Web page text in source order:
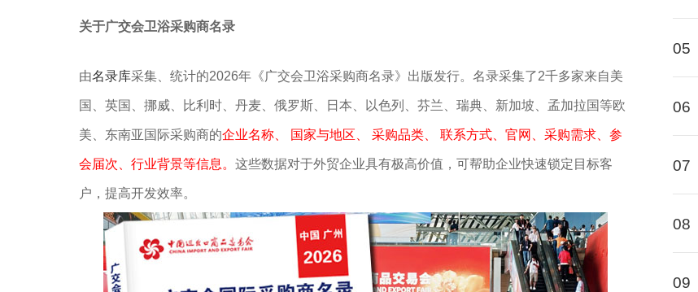
关于广交会卫浴采购商名录
由名录库采集、统计的2026年《广交会卫浴采购商名录》出版发行。名录采集了2千多家来自美
国、英国、挪威、比利时、丹麦、俄罗斯、日本、以色列、芬兰、瑞典、新加坡、孟加拉国等欧
美、东南亚国际采购商的企业名称、 国家与地区、 采购品类、 联系方式、官网、采购需求、参
会届次、行业背景等信息。 这些数据对于外贸企业具有极高价值，可帮助企业快速锁定目标客
户，提高开发效率。
05
06
07
08
09